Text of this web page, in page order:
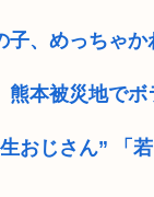
子、めっちゃ
熊本被災地で
生おじさん” 「